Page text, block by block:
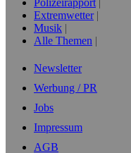
Polizeirapport
Extremwetter
Musik
Alle Themen
Newsletter
Werbung / PR
Jobs
Impressum
AGB